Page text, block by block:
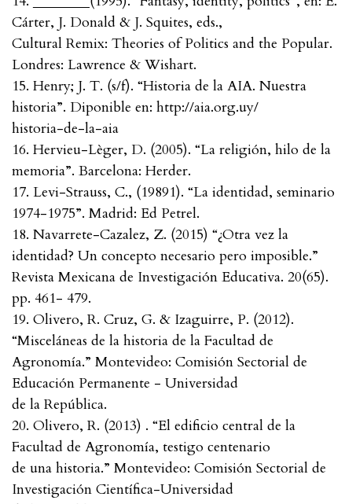
Cárter, J. Donald & J. Squites, eds.,
Cultural Remix: Theories of Politics and the Popular.
Londres: Lawrence & Wishart.
15. Henry; J. T. (s/f). “Historia de la AIA. Nuestra
historia”. Diponible en: http://aia.org.uy/
historia-de-la-aia
16. Hervieu-Lèger, D. (2005). “La religión, hilo de la
memoria”. Barcelona: Herder.
17. Levi-Strauss, C., (19891). “La identidad, seminario
1974-1975”. Madrid: Ed Petrel.
18. Navarrete-Cazalez, Z. (2015) “¿Otra vez la
identidad? Un concepto necesario pero imposible.”
Revista Mexicana de Investigación Educativa. 20(65).
pp. 461- 479.
19. Olivero, R. Cruz, G. & Izaguirre, P. (2012).
“Misceláneas de la historia de la Facultad de
Agronomía.” Montevideo: Comisión Sectorial de
Educación Permanente - Universidad
de la República.
20. Olivero, R. (2013) . “El edificio central de la
Facultad de Agronomía, testigo centenario
de una historia.” Montevideo: Comisión Sectorial de
Investigación Científica-Universidad